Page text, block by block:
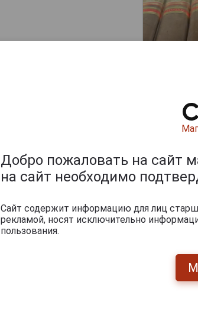
Оцените и напишите отзыв:
Добро пожаловать на сайт
на сайт необходимо
Сайт содержит информацию для лиц
рекламой, носят исключительно
пользования.